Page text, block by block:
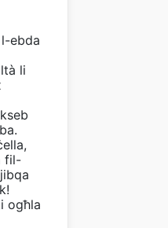
ebda
li
fil-
ogħla